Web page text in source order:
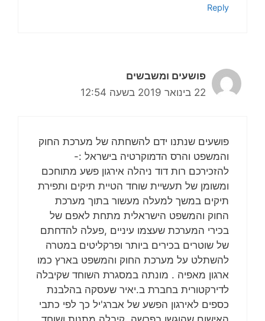
Reply
פושעים ומשבשים
22 בינואר 2019 בשעה 12:54
פושעים שנתנו ידם להשחתה של מערכת החוק
והמשפט והרס הדמוקרטיה בישראל :-
להזכירכם רות דוד ניהלה אירגון פשע מתוחכם
ומשומן של תעשיית שוחד הטיית תיקים ותפירת
תיקים במשך למעלה מעשור בתוך מערכת
החוק והמשפט הישראלית מתחת לאפם של
בכירי המערכת שעצמו עיניים ,פעלה להדחתם
של שוטרים בכירים ביותר ופרקליטים במטרה
להשתלט על מערכת החוק והמשפט בארץ כמו
ארגון מאפיה . מונתה במסגרת השוחד שקיבלה
לדירקטורית בחברת ב.יאיר שעסקה בהלבנת
כספים לאירגון הפשע של אברג'יל כך לפי כתבי